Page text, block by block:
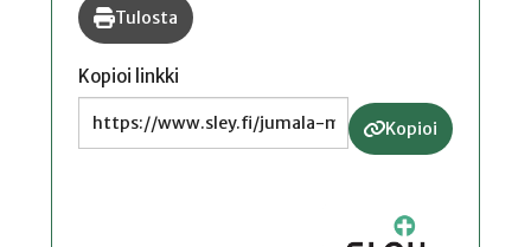
Tulosta
Kopioi linkki
Kopioi